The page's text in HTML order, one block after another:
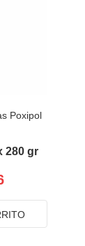
Poxipol
280 gr